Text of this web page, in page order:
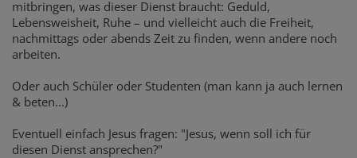
mitbringen, was dieser Dienst braucht: Geduld,
Lebensweisheit, Ruhe – und vielleicht auch die Freiheit,
nachmittags oder abends Zeit zu finden, wenn andere noch
arbeiten.
Oder auch Schüler oder Studenten (man kann ja auch lernen
& beten...)
Eventuell einfach Jesus fragen: "Jesus, wenn soll ich für
diesen Dienst ansprechen?"